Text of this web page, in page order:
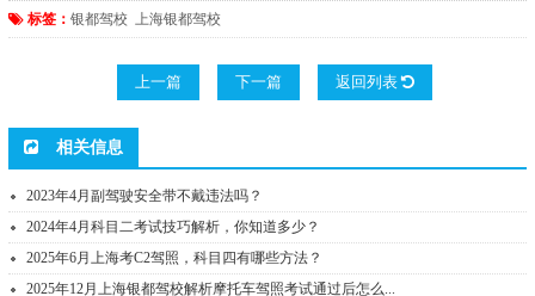
标签： 银都驾校 上海银都驾校
上一篇 下一篇 返回列表
相关信息
2023年4月副驾驶安全带不戴违法吗？
2024年4月科目二考试技巧解析，你知道多少？
2025年6月上海考C2驾照，科目四有哪些方法？
2025年12月上海银都驾校解析摩托车驾照考试通过后怎么...